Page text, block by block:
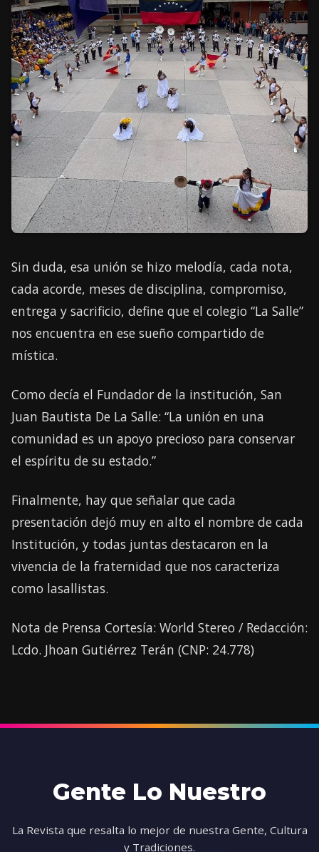
Sin duda, esa unión se hizo melodía, cada nota,
cada acorde, meses de disciplina, compromiso,
entrega y sacrificio, define que el colegio “La Salle”
nos encuentra en ese sueño compartido de
mística.
Como decía el Fundador de la institución, San
Juan Bautista De La Salle: “La unión en una
comunidad es un apoyo precioso para conservar
el espíritu de su estado.”
Finalmente, hay que señalar que cada
presentación dejó muy en alto el nombre de cada
Institución, y todas juntas destacaron en la
vivencia de la fraternidad que nos caracteriza
como lasallistas.
Nota de Prensa Cortesía: World Stereo / Redacción:
Lcdo. Jhoan Gutiérrez Terán (CNP: 24.778)
Gente Lo Nuestro
La Revista que resalta lo mejor de nuestra Gente, Cultura
y Tradiciones.